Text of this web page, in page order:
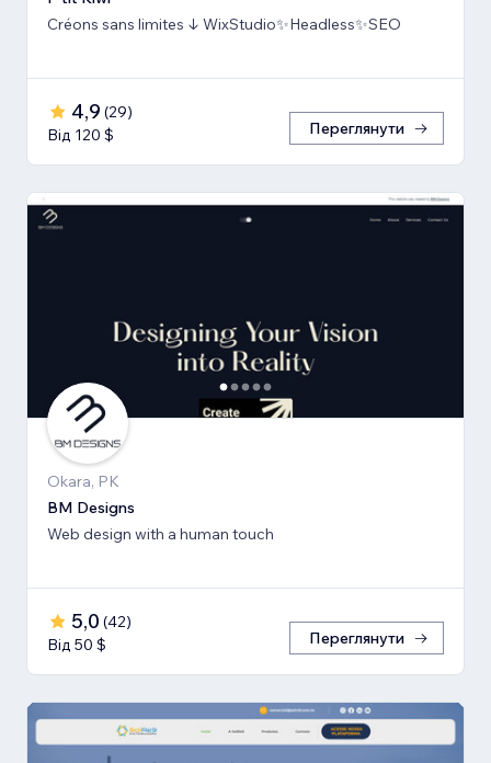
Créons sans limites ↓ WixStudio✨Headless✨SEO
4,9 (29)
Від 120 $
Переглянути
Okara, PK
BM Designs
Web design with a human touch
5,0 (42)
Від 50 $
Переглянути